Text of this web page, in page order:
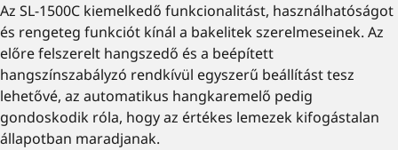
Az SL-1500C kiemelkedő funkcionalitást, használhatóságot
és rengeteg funkciót kínál a bakelitek szerelmeseinek. Az
előre felszerelt hangszedő és a beépített
hangszínszabályzó rendkívül egyszerű beállítást tesz
lehetővé, az automatikus hangkaremelő pedig
gondoskodik róla, hogy az értékes lemezek kifogástalan
állapotban maradjanak.